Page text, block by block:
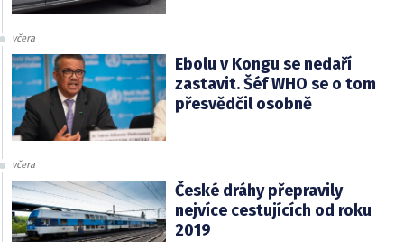
včera
Ebolu v Kongu se nedaří
zastavit. Šéf WHO se o tom
přesvědčil osobně
včera
České dráhy přepravily
nejvíce cestujících od roku
2019